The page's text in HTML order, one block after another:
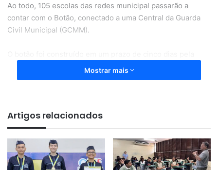
Ao todo, 105 escolas das redes municipal passarão a
contar com o Botão, conectado a uma Central da Guarda
Civil Municipal (GCMM).
Prefeitura de Macapá. Esse formato de aplicativo é único
no Brasil e está implantado dentro de uma ferramenta
O prefeito de Macapá, Dr. Furlan, falou da importância do
botão de Alerta Escolar e da presença da Guarda Civil no
ambiente escolar.
Mostrar mais
Artigos relacionados